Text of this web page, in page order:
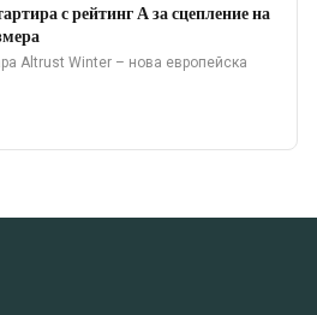
с рейтинг А за сцепление на
Altrust Winter – нова европейска